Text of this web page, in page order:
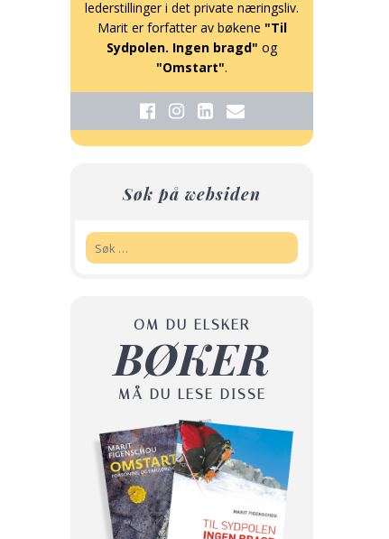
lederstillinger i det private næringsliv.
Marit er forfatter av bøkene "Til
Sydpolen. Ingen bragd" og
"Omstart".
Søk på websiden
OM DU ELSKER
BØKER
MÅ DU LESE DISSE